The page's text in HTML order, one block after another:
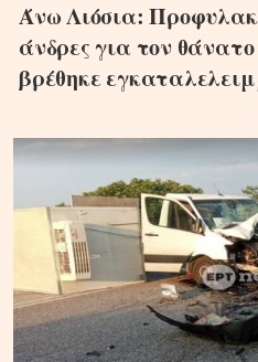
Άνω Λιόσια:
άνδρες για τον
βρέθηκε